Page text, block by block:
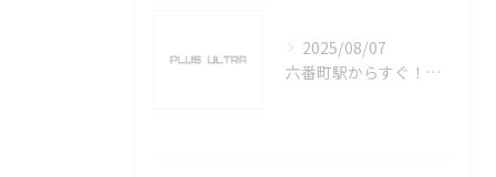
2025/08/07
六番町駅からすぐ！名古屋のeスポーツ施設で快適なプレイ環境を確保